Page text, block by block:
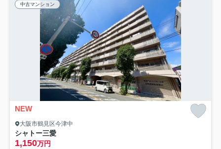
中古マンション
NEW
大阪市鶴見区今津中
シャトー三愛
1,150万円